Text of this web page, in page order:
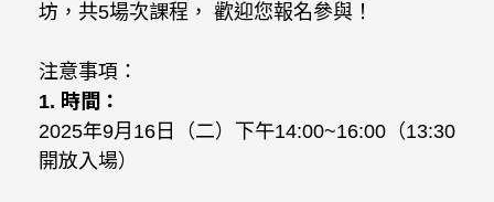
坊，共5場次課程， 歡迎您報名參與！
注意事項：
1. 時間：
2025年9月16日（二）下午14:00~16:00（13:30
開放入場）